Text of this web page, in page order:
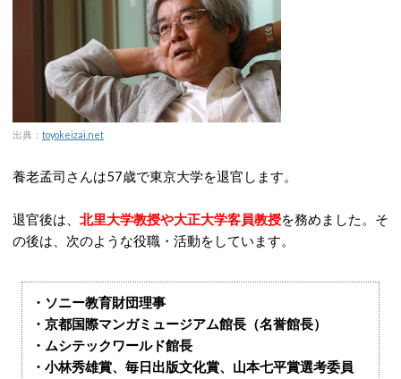
出典： toyokeizai.net
養老孟司さんは57歳で東京大学を退官します。
退官後は、 北里大学教授や大正大学客員教授を務めました。そ
の後は、次のような役職・活動をしています。
・ソニー教育財団理事
・京都国際マンガミュージアム館長（名誉館長）
・ムシテックワールド館長
・小林秀雄賞、毎日出版文化賞、山本七平賞選考委員